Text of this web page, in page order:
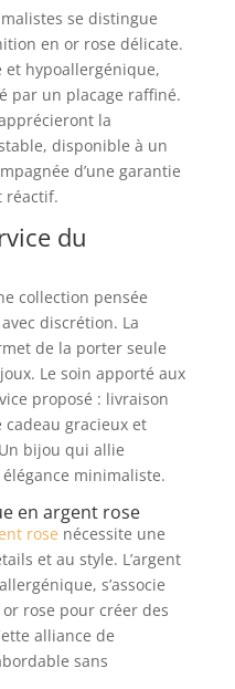
se distingue
en or rose délicate.
et hypoallergénique,
par un placage raffiné.
la
disponible à un
d’une garantie
réactif.
du
collection pensée
discrétion. La
de la porter seule
Le soin apporté aux
proposé : livraison
cadeau gracieux et
bijou qui allie
élégance minimaliste.
en argent rose
rose nécessite une
et au style. L’argent
s’associe
rose pour créer des
alliance de
sans